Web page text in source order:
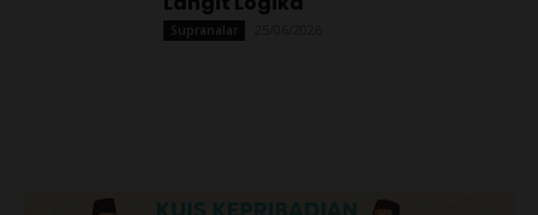
Supranalar